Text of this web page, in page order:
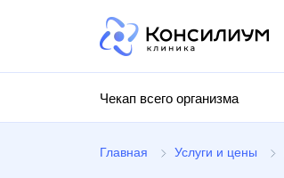
Чекап всего организма
Главная Услуги и цены